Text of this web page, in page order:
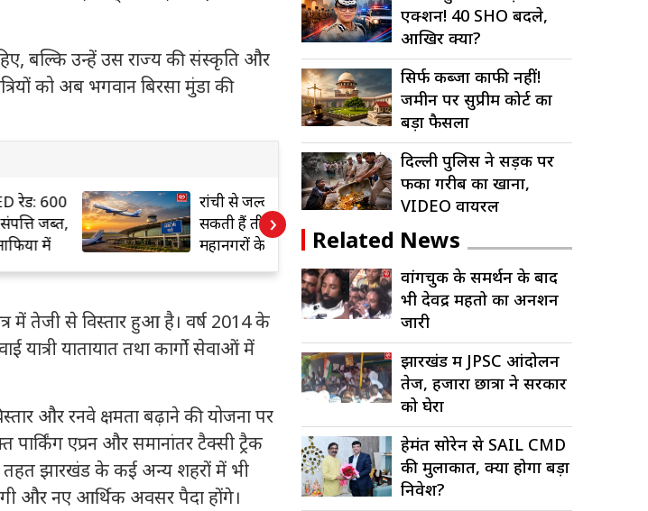
बल्कि उन्हें उस राज्य की संस्कृति और
को अब भगवान बिरसा मुंडा की
रांची से जल्द शुरू हो
सकती हैं तीन नए
महानगरों के लिए
उड़ानें
झारखंड के पारंपरिक
तकनीक के संगम से
होगा झारखंड और देश
का विकास: मुख्यमंत्री
श्री हेमन्त सोरेन
›
में तेजी से विस्तार हुआ है। वर्ष 2014 के
यातायात तथा कार्गो सेवाओं में
और रनवे क्षमता बढ़ाने की योजना पर
पार्किंग एप्रन और समानांतर टैक्सी ट्रैक
तहत झारखंड के कई अन्य शहरों में भी
और नए आर्थिक अवसर पैदा होंगे।
एक्शन! 40 SHO बदले,
आखिर क्यों?
सिर्फ कब्जा काफी नहीं!
जमीन पर सुप्रीम कोर्ट का
बड़ा फैसला
दिल्ली पुलिस ने सड़क पर
फेंका गरीब का खाना,
VIDEO वायरल
Related News
वांगचुक के समर्थन के बाद
भी देवेंद्र महतो का अनशन
जारी
झारखंड में JPSC आंदोलन
तेज, हजारों छात्रों ने सरकार
को घेरा
हेमंत सोरेन से SAIL CMD
की मुलाकात, क्या होगा बड़ा
निवेश?